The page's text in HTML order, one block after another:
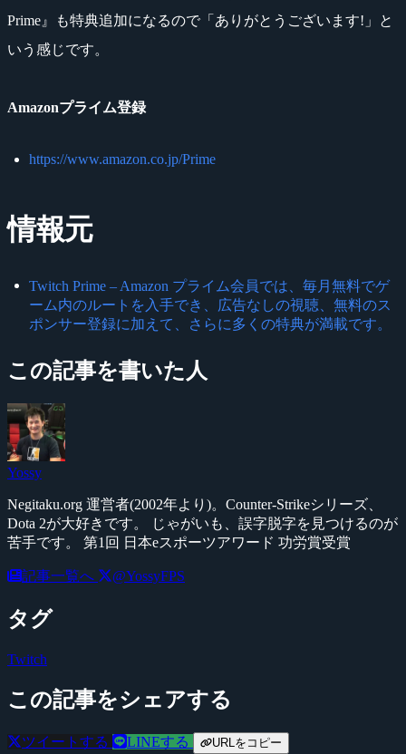
Prime』も特典追加になるので「ありがとうございます!」と
いう感じです。
Amazonプライム登録
https://www.amazon.co.jp/Prime
情報元
Twitch Prime – Amazon プライム会員では、毎月無料でゲ
ーム内のルートを入手でき、広告なしの視聴、無料のス
ポンサー登録に加えて、さらに多くの特典が満載です。
この記事を書いた人
Yossy
Negitaku.org 運営者(2002年より)。Counter-Strikeシリーズ、
Dota 2が大好きです。 じゃがいも、誤字脱字を見つけるのが
苦手です。 第1回 日本eスポーツアワード 功労賞受賞
記事一覧へ @YossyFPS
タグ
Twitch
この記事をシェアする
ツイートする LINEする URLをコピー